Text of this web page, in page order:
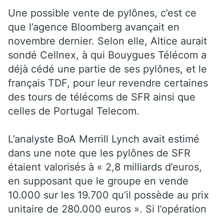
Une possible vente de pylônes, c’est ce
que l’agence Bloomberg avançait en
novembre dernier. Selon elle, Altice aurait
sondé Cellnex, à qui Bouygues Télécom a
déjà cédé une partie de ses pylônes, et le
français TDF, pour leur revendre certaines
des tours de télécoms de SFR ainsi que
celles de Portugal Telecom.
L’analyste BoA Merrill Lynch avait estimé
dans une note que les pylônes de SFR
étaient valorisés à « 2,8 milliards d’euros,
en supposant que le groupe en vende
10.000 sur les 19.700 qu’il possède au prix
unitaire de 280.000 euros ». Si l’opération